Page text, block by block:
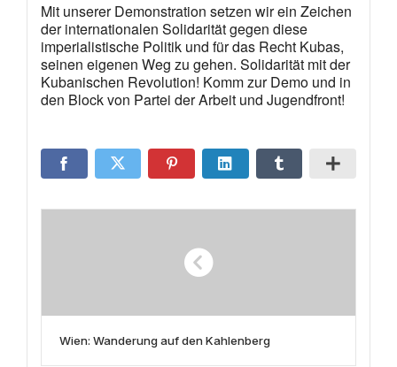
Mit unsererDemonstration setzen wirein Zeichen
derinternationalen Solidaritätgegen diese
imperialistische Politik und fürdas Recht Kubas,
seinen eigenen Weg zu gehen. Solidarität mitder
Kubanischen Revolution! Komm zur Demo und in
den Block von Partei der Arbeit und Jugendfront!
Wien: Wanderung auf den Kahlenberg